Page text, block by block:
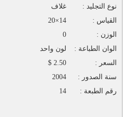
نوع التجليد :
غلاف
القياس :
14×20
الوزن :
0
الوان الطباعة :
لون واحد
السعر :
2.50 $
سنة الصدور :
2004
رقم الطبعة :
14